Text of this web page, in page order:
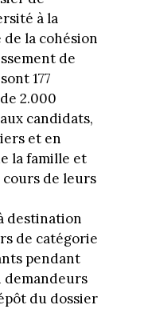
à la
la cohésion
de
177
2.000
candidats,
et en
la famille et
cours de leurs
destination
de catégorie
pendant
demandeurs
du dossier